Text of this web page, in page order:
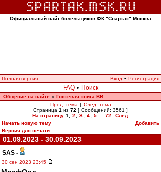
Официальный сайт болельщиков ФК "Спартак" Москва
Полная версия Вход • Регистрация
FAQ • Поиск
Общение на сайте » Гостевая книга ВВ
Пред. тема | След. тема
Страница 1 из 72 [ Сообщений: 3561 ]
На страницу 1 2 3 4 5 72
След.
Начать новую тему
Добавить
Версия для печати
01.09.2023 - 30.09.2023
SAS -
30 сен 2023 23:45